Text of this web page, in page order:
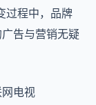
过程中，品牌
告与营销无疑
电视